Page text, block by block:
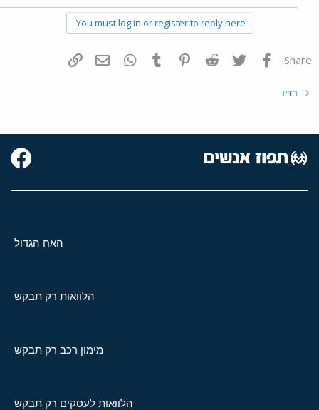
You must log in or register to reply here.
Share: פייסבוק Twitter
Reddit
Pinterest
Tumblr
WhatsAppדואר אלקטרוני
רדיו
האח הגדול
הלוואות רק תבקש
מימון רכב רק תבקש
הלוואות לעסקים רק תבקש